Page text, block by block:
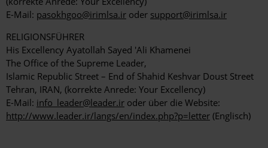
E-Mail: pasokhgoo@irimlsa.ir oder support@irimlsa.ir
RELIGIONSFÜHRER
His Excellency Ayatollah Sayed 'Ali Khamenei
The Office of the Supreme Leader,
Islamic Republic Street – End of Shahid Keshvar Doust Street
Tehran, IRAN, (korrekte Anrede: Your Excellency)
E-Mail: info_leader@leader.ir oder über die Website:
http://www.leader.ir/langs/en/index.php?p=letter (Englisch)